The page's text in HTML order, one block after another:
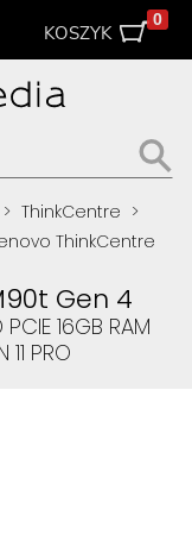
KOSZYK
0
> ThinkCentre >
ThinkCentre
Gen 4
16GB RAM
PRO